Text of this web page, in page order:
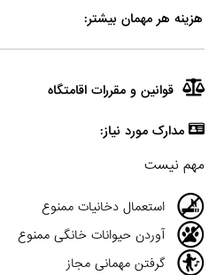
هزینه هر مهمان بیشتر:
قوانین و مقررات اقامتگاه
مدارک مورد نیاز:
مهم نیست
استعمال دخانیات ممنوع
آوردن حیوانات خانگی ممنوع
گرفتن مهمانی مجاز